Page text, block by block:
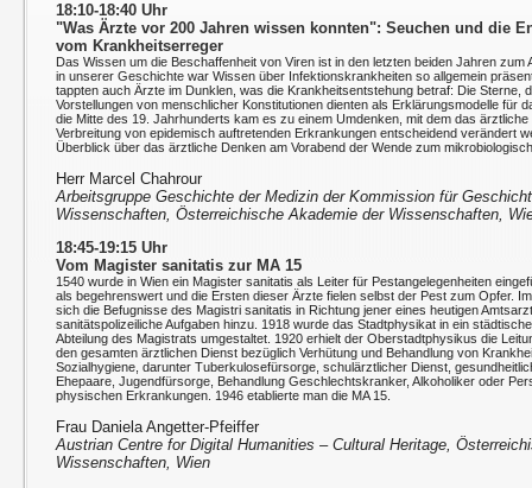
18:10-18:40 Uhr
"Was Ärzte vor 200 Jahren wissen konnten": Seuchen und die
vom Krankheitserreger
Das Wissen um die Beschaffenheit von Viren ist in den letzten beiden Jahren zum
in unserer Geschichte war Wissen über Infektionskrankheiten so allgemein
tappten auch Ärzte im Dunklen, was die Krankheitsentstehung betraf: Die Sterne,
Vorstellungen von menschlicher Konstitutionen dienten als Erklärungsmodelle für
die Mitte des 19. Jahrhunderts kam es zu einem Umdenken, mit dem das
Verbreitung von epidemisch auftretenden Erkrankungen entscheidend verändert
Überblick über das ärztliche Denken am Vorabend der Wende zum
Herr Marcel Chahrour
Arbeitsgruppe Geschichte der Medizin der Kommission für
Wissenschaften, Österreichische Akademie der Wissenschaften,
18:45-19:15 Uhr
Vom Magister sanitatis zur MA 15
1540 wurde in Wien ein Magister sanitatis als Leiter für Pestangelegenheiten
als begehrenswert und die Ersten dieser Ärzte fielen selbst der Pest zum Opfer.
sich die Befugnisse des Magistri sanitatis in Richtung jener eines heutigen
sanitätspolizeiliche Aufgaben hinzu. 1918 wurde das Stadtphysikat in ein
Abteilung des Magistrats umgestaltet. 1920 erhielt der Oberstadtphysikus die
den gesamten ärztlichen Dienst bezüglich Verhütung und Behandlung von
Sozialhygiene, darunter Tuberkulosefürsorge, schulärztlicher Dienst,
Ehepaare, Jugendfürsorge, Behandlung Geschlechtskranker, Alkoholiker oder
physischen Erkrankungen. 1946 etablierte man die MA 15.
Frau Daniela Angetter-Pfeiffer
Austrian Centre for Digital Humanities – Cultural Heritage,
Wissenschaften, Wien